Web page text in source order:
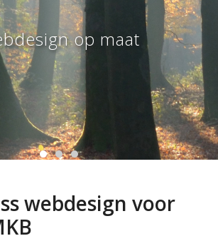
op maatbeheer
schermweergave
webdesign voor